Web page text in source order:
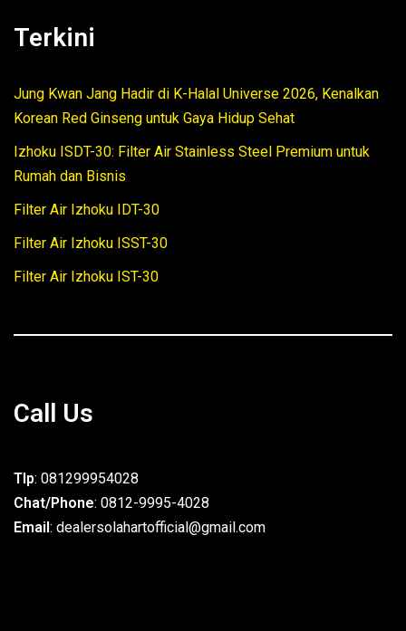
Terkini
Jung Kwan Jang Hadir di K-Halal Universe 2026, Kenalkan
Korean Red Ginseng untuk Gaya Hidup Sehat
Izhoku ISDT-30: Filter Air Stainless Steel Premium untuk
Rumah dan Bisnis
Filter Air Izhoku IDT-30
Filter Air Izhoku ISST-30
Filter Air Izhoku IST-30
Call Us
Tlp: 081299954028
Chat/Phone: 0812-9995-4028
Email: dealersolahartofficial@gmail.com